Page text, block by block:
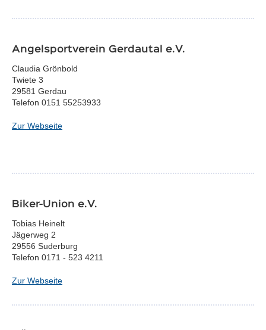
Angelsportverein Gerdautal e.V.
Claudia Grönbold
Twiete 3
29581 Gerdau
Telefon 0151 55253933
Zur Webseite
Biker-Union e.V.
Tobias Heinelt
Jägerweg 2
29556 Suderburg
Telefon 0171 - 523 4211
Zur Webseite